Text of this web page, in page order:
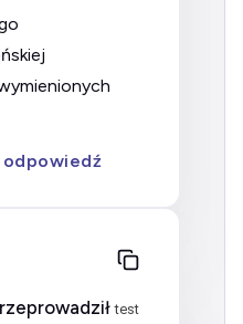
odpowiedź
test